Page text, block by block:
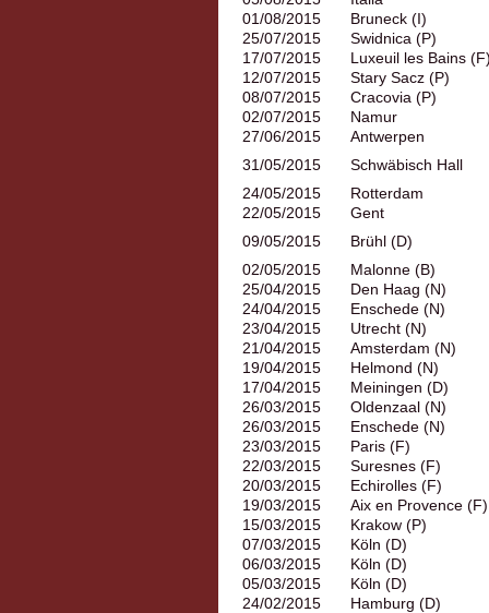
01/08/2015
Bruneck (I)
25/07/2015
Swidnica (P)
17/07/2015
Luxeuil les Bains
12/07/2015
Stary Sacz (P)
08/07/2015
Cracovia (P)
02/07/2015
Namur
27/06/2015
Antwerpen
31/05/2015
Schwäbisch Hall
24/05/2015
Rotterdam
22/05/2015
Gent
09/05/2015
Brühl (D)
02/05/2015
Malonne (B)
25/04/2015
Den Haag (N)
24/04/2015
Enschede (N)
23/04/2015
Utrecht (N)
21/04/2015
Amsterdam (N)
19/04/2015
Helmond (N)
17/04/2015
Meiningen (D)
26/03/2015
Oldenzaal (N)
26/03/2015
Enschede (N)
23/03/2015
Paris (F)
22/03/2015
Suresnes (F)
20/03/2015
Echirolles (F)
19/03/2015
Aix en Provence (F)
15/03/2015
Krakow (P)
07/03/2015
Köln (D)
06/03/2015
Köln (D)
05/03/2015
Köln (D)
24/02/2015
Hamburg (D)